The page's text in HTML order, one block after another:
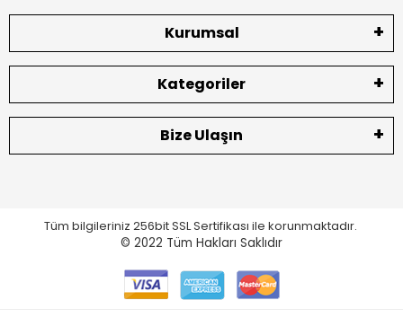
Kurumsal
Kategoriler
Bize Ulaşın
Tüm bilgileriniz 256bit SSL Sertifikası ile korunmaktadır.
© 2022 Tüm Hakları Saklıdır